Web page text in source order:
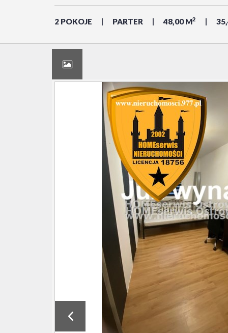
2 POKOJE PARTER 48,00 M2